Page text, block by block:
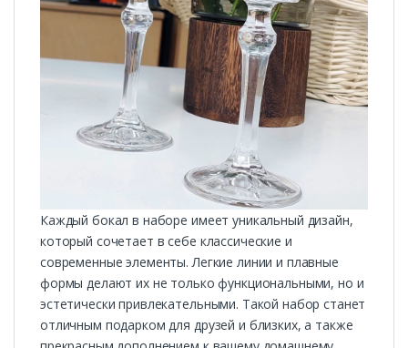
Каждый бокал в наборе имеет уникальный дизайн,
который сочетает в себе классические и
современные элементы. Легкие линии и плавные
формы делают их не только функциональными, но и
эстетически привлекательными. Такой набор станет
отличным подарком для друзей и близких, а также